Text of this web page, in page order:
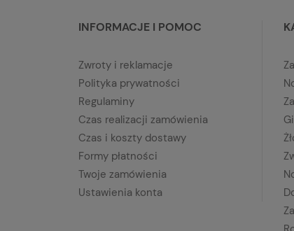
INFORMACJE I POMOC
Zwroty i reklamacje
Polityka prywatności
Regulaminy
Czas realizacji zamówienia
Czas i koszty dostawy
Formy płatności
Twoje zamówienia
Ustawienia konta